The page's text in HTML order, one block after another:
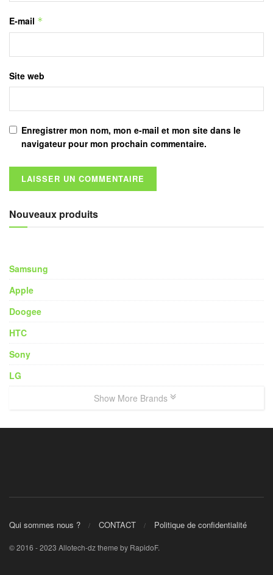
E-mail *
Site web
Enregistrer mon nom, mon e-mail et mon site dans le
navigateur pour mon prochain commentaire.
Nouveaux produits
Samsung
Apple
Doogee
HTC
Sony
LG
Show More Brands
Qui sommes nous ? CONTACT Politique de confidentialité
© 2016 - 2023 Allotech-dz theme by RapidoF.